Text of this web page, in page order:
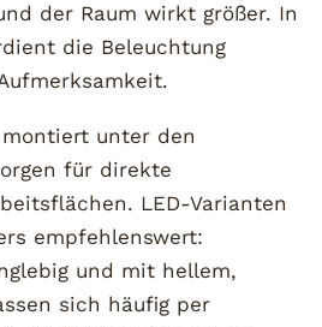
der Raum wirkt größer. In
die Beleuchtung
unter den
für direkte
LED-Varianten
empfehlenswert:
und mit hellem,
sich häufig per